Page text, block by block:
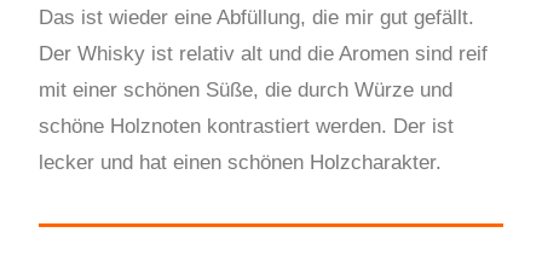
Das ist wieder eine Abfüllung, die mir gut gefällt.
Der Whisky ist relativ alt und die Aromen sind reif
mit einer schönen Süße, die durch Würze und
schöne Holznoten kontrastiert werden. Der ist
lecker und hat einen schönen Holzcharakter.